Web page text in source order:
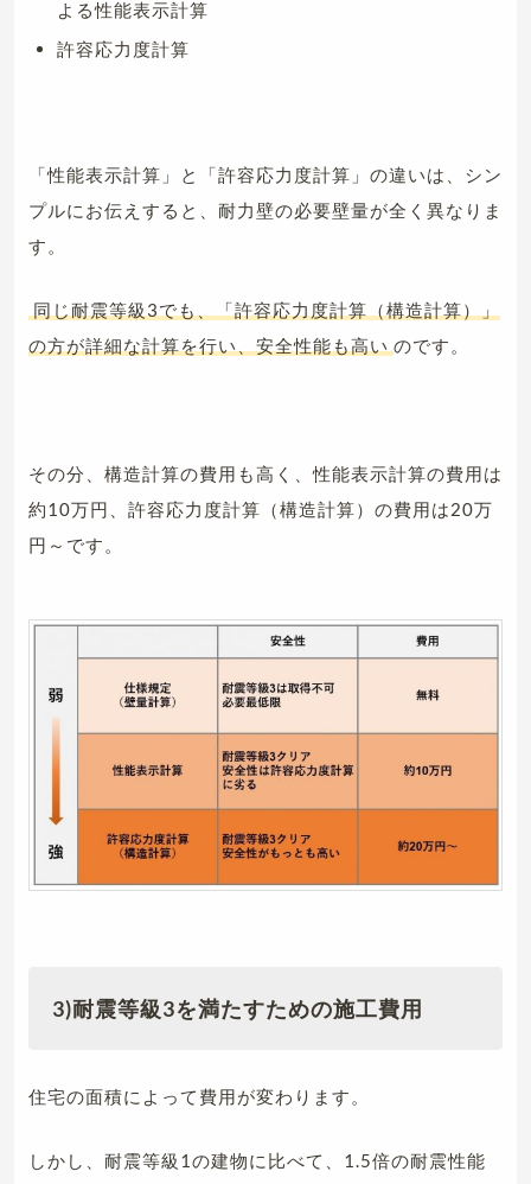
よる性能表示計算
許容応力度計算
「性能表示計算」と「許容応力度計算」の違いは、シン
プルにお伝えすると、耐力壁の必要壁量が全く異なりま
す。
同じ耐震等級3でも、「許容応力度計算（構造計算）」
の方が詳細な計算を行い、安全性能も高い のです。
その分、構造計算の費用も高く、性能表示計算の費用は
約10万円、許容応力度計算（構造計算）の費用は20万
円～です。
3)耐震等級3を満たすための施工費用
住宅の面積によって費用が変わります。
しかし、耐震等級1の建物に比べて、1.5倍の耐震性能